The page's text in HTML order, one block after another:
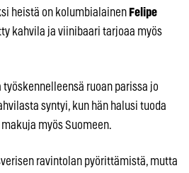
heistä on kolumbialainen Felipe
kahvila ja viinibaari tarjoaa myös
ruoan parissa jo
syntyi, kun hän halusi tuoda
myös Suomeen.
ravintolan pyörittämistä, mutta